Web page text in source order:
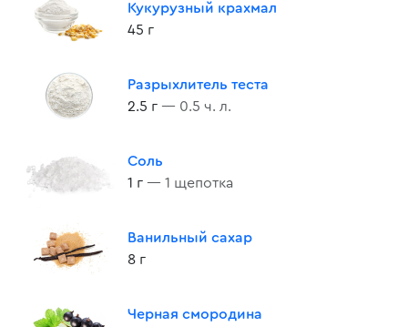
Кукурузный крахмал
45 г
Разрыхлитель теста
2.5 г — 0.5 ч. л.
Соль
1 г — 1 щепотка
Ванильный сахар
8 г
Черная смородина